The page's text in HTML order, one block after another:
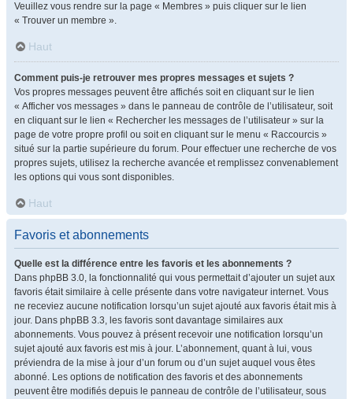
Veuillez vous rendre sur la page « Membres » puis cliquer sur le lien
« Trouver un membre ».
Haut
Comment puis-je retrouver mes propres messages et sujets ?
Vos propres messages peuvent être affichés soit en cliquant sur le lien
« Afficher vos messages » dans le panneau de contrôle de l’utilisateur, soit
en cliquant sur le lien « Rechercher les messages de l’utilisateur » sur la
page de votre propre profil ou soit en cliquant sur le menu « Raccourcis »
situé sur la partie supérieure du forum. Pour effectuer une recherche de vos
propres sujets, utilisez la recherche avancée et remplissez convenablement
les options qui vous sont disponibles.
Haut
Favoris et abonnements
Quelle est la différence entre les favoris et les abonnements ?
Dans phpBB 3.0, la fonctionnalité qui vous permettait d’ajouter un sujet aux
favoris était similaire à celle présente dans votre navigateur internet. Vous
ne receviez aucune notification lorsqu’un sujet ajouté aux favoris était mis à
jour. Dans phpBB 3.3, les favoris sont davantage similaires aux
abonnements. Vous pouvez à présent recevoir une notification lorsqu’un
sujet ajouté aux favoris est mis à jour. L’abonnement, quant à lui, vous
préviendra de la mise à jour d’un forum ou d’un sujet auquel vous êtes
abonné. Les options de notification des favoris et des abonnements
peuvent être modifiés depuis le panneau de contrôle de l’utilisateur, sous